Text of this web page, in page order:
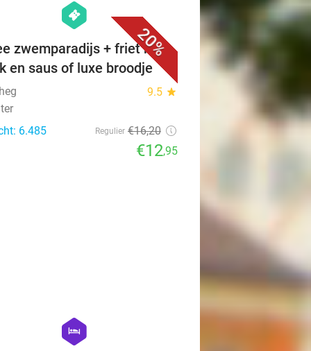
20%
hexagon
events
zwemparadijs + friet met
en saus of luxe broodje
9.5 star
6.485
Regulier €16,20
€12,95
hexagon
hotel